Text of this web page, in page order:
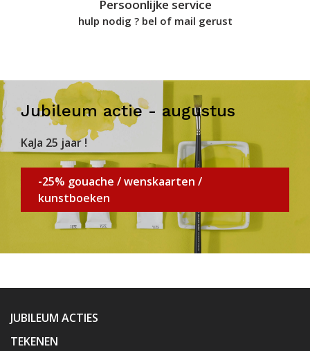
Persoonlijke service
hulp nodig ? bel of mail gerust
Jubileum actie - augustus
KaJa 25 jaar !
-25% gouache / wenskaarten /
kunstboeken
JUBILEUM ACTIES
TEKENEN